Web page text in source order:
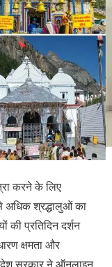
करने के लिए
अधिक श्रद्धालुओं का
की प्रतिदिन दर्शन
क्षमता और
सरकार ने ऑनलाइन